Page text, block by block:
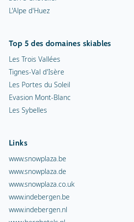
L'Alpe d'Huez
Top 5 des domaines skiables
Les Trois Vallées
Tignes-Val d'Isère
Les Portes du Soleil
Evasion Mont-Blanc
Les Sybelles
Links
www.snowplaza.be
www.snowplaza.de
www.snowplaza.co.uk
www.indebergen.be
www.indebergen.nl